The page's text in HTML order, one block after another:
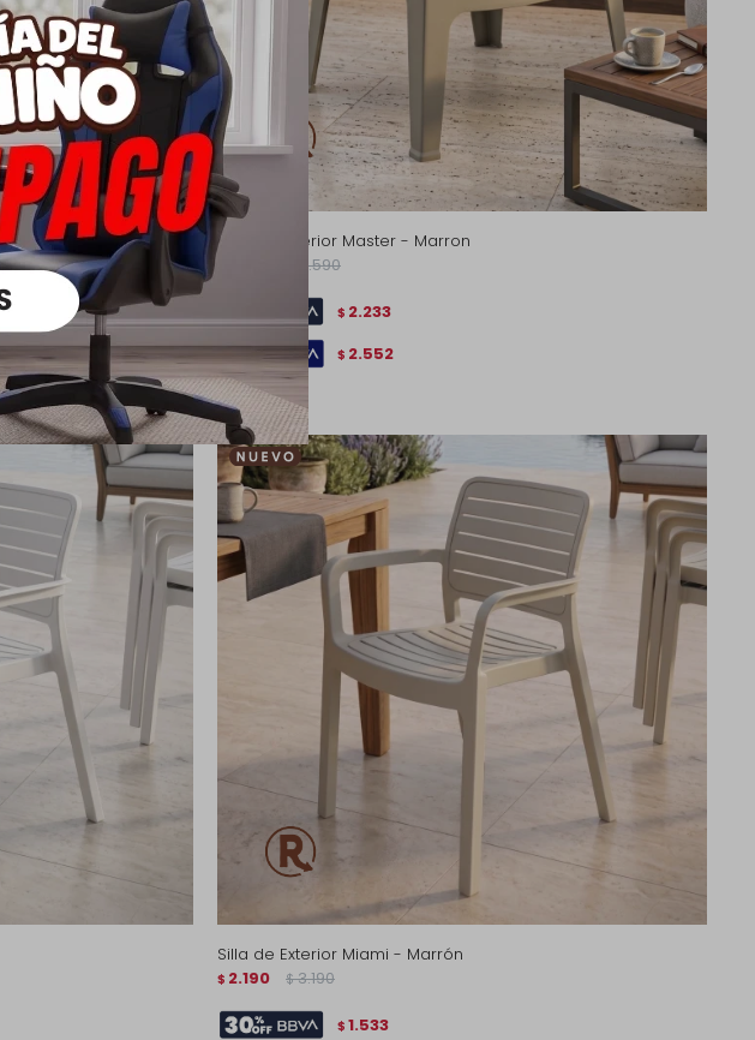
Silla de Exterior Master - Marron
4.590
$ 2.233
$ 2.552
Silla de Exterior Miami - Marrón
$ 2.190 $ 3.190
$ 1.533